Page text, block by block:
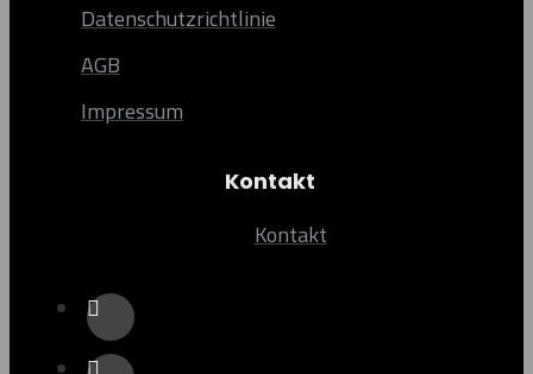
Datenschutzrichtlinie
AGB
Impressum
Kontakt
Kontakt